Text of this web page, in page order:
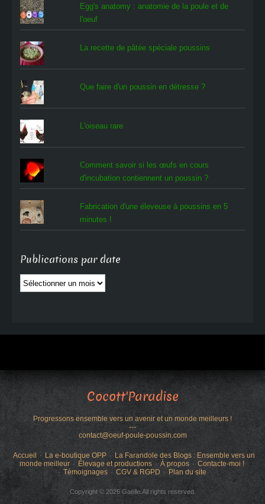
Egg's anatomy : anatomie de la poule et de
l'oeuf
La recette de pâtée spéciale poussins
Que faire d'un poussin en détresse ?
L'oiseau rare
Comment savoir si les œufs en cours
d'incubation contiennent un poussin ?
Fabrication d'une éleveuse à poussins en 5
minutes !
Publications par date
Publications
par
Cocott'Paradise
Progressons ensemble vers un avenir et un monde meilleurs !
---
contact@oeuf-poule-poussin.com
Accueil La e-boutique OPP
La Farandole des Blogs : Ensemble vers un
monde meilleur
Élevage et productions À propos
Contacte-moi !
Témoignages
CGV & RGPD Plan du site
Copyright © 2026 Gaëlle.All rights reserved.